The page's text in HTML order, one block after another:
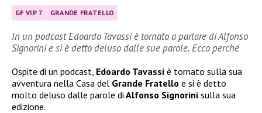
GF VIP 7 GRANDE FRATELLO
In un podcast Edoardo Tavassi è tornato a parlare di Alfonso
Signorini e si è detto deluso dalle sue parole. Ecco perché
Ospite di un podcast, Edoardo Tavassi è tornato sulla sua
avventura nella Casa del Grande Fratello e si è detto
molto deluso dalle parole di Alfonso Signorini sulla sua
edizione.